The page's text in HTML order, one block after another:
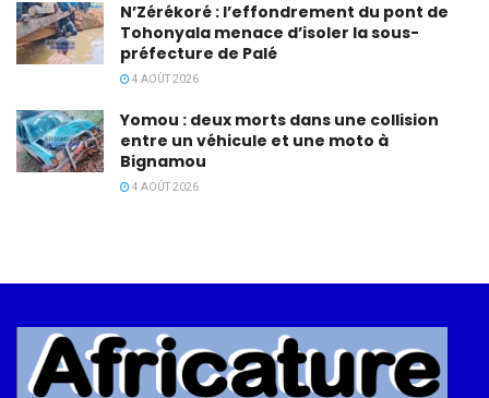
N’Zérékoré : l’effondrement du pont de
Tohonyala menace d’isoler la sous-
préfecture de Palé
4 AOÛT 2026
Yomou : deux morts dans une collision
entre un véhicule et une moto à
Bignamou
4 AOÛT 2026